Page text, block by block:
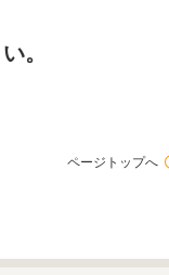
。
ページトップへ